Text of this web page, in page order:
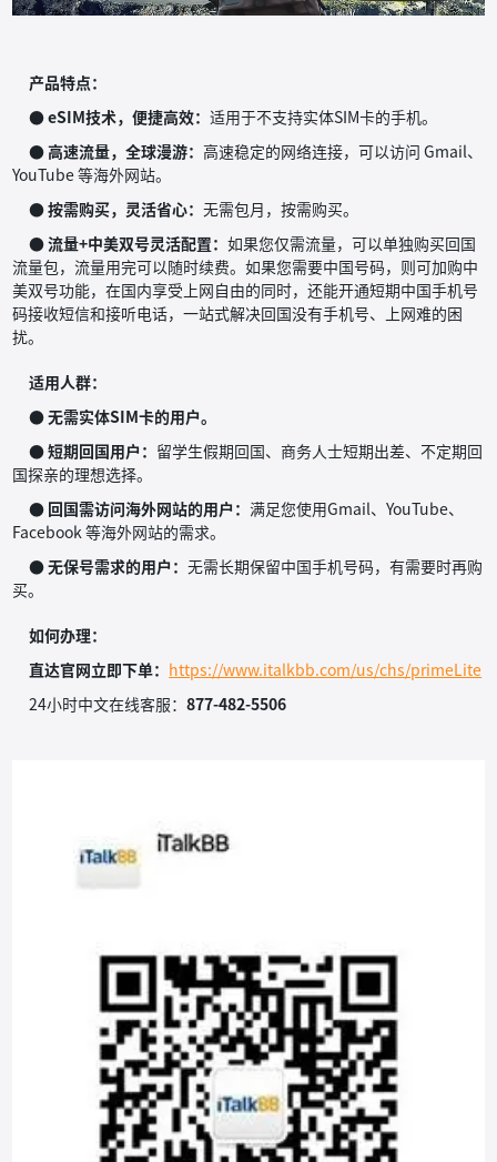
产品特点：
● eSIM技术，便捷高效：适用于不支持实体SIM卡的手机。
● 高速流量，全球漫游：高速稳定的网络连接，可以访问 Gmail、
YouTube 等海外网站。
● 按需购买，灵活省心：无需包月，按需购买。
● 流量+中美双号灵活配置：如果您仅需流量，可以单独购买回国
流量包，流量用完可以随时续费。如果您需要中国号码，则可加购中
美双号功能，在国内享受上网自由的同时，还能开通短期中国手机号
码接收短信和接听电话，一站式解决回国没有手机号、上网难的困
扰。
适用人群：
● 无需实体SIM卡的用户。
● 短期回国用户： 留学生假期回国、商务人士短期出差、不定期回
国探亲的理想选择。
● 回国需访问海外网站的用户：满足您使用Gmail、YouTube、
Facebook 等海外网站的需求。
● 无保号需求的用户：无需长期保留中国手机号码，有需要时再购
买。
如何办理：
直达官网立即下单： https://www.italkbb.com/us/chs/primeLite
24小时中文在线客服：877-482-5506